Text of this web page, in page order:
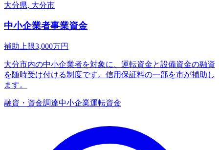
大分県, 大分市
中小企業者事業資金
補助上限3,000万円
大分市内の中小企業者を対象に、運転資金と設備資金の融資
を随時受け付ける制度です。信用保証料の一部を市が補助し
ます。
融資・資金調達中小企業運転資金